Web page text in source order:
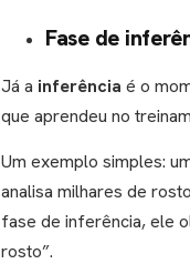
Fase de
Já a inferência é o
que aprendeu no
Um exemplo simples:
analisa milhares de
fase de inferência, ele
rosto”.